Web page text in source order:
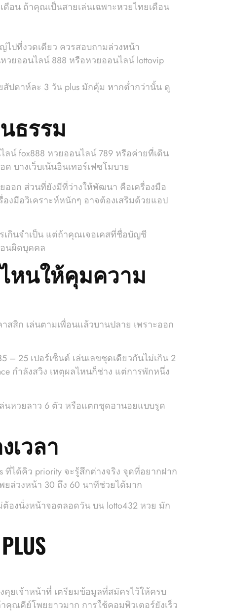
อน ถ้าคุณเป็นสายเล่นเฉพาะหวยไทยเดือน
ปที่งวดเดียว ควรสอบถามล่วงหน้า
วยออนไลน์ 888 หรือหวยออนไลน์ lottovip
ปดาห์ละ 3 วัน plus มักคุ้ม หากต่ำกว่านั้น ดู
ธรรม
น์ fox888 หวยออนไลน์ 789 หรือค่ายที่เดิน
บางเว็บเน้นอินเทอร์เฟซโมบาย
ออก ส่วนที่ยังมีที่ว่างให้พัฒนา คือเครื่องมือ
งมือวิเคราะห์หนักๆ อาจต้องเสริมด้วยแอป
เกินจำเป็น แต่ถ้าคุณเจอเคสที่ชื่อบัญชี
นผิดบุคคล
ไหนให้คุมความ
สิก เล่นตามเพื่อนแล้วบานปลาย เพราะออก
25 เปอร์เซ็นต์ เล่นเลขชุดเดียวกันไม่เกิน 2
กำลังสวิง เหตุผลไหนก็ช่าง แต่การพักหนึ่ง
นหวยลาว 6 ตัว หรือแตกชุดฮานอยแบบรูด
เวลา
ได้คิว priority จะรู้สึกต่างจริง จุดที่อยากฝาก
ยล่วงหน้า 30 ถึง 60 นาทีช่วยได้มาก
องนั่งหน้าจอตลอดวัน บน lotto432 หวย มัก
ยเจ้าหน้าที่ เตรียมข้อมูลที่สมัครไว้ให้ครบ
ณคีย์โพยยาวมาก การใช้คอมพิวเตอร์ยังเร็ว